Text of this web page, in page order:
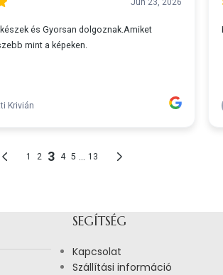
SEGÍTSÉG
Kapcsolat
Szállítási információ